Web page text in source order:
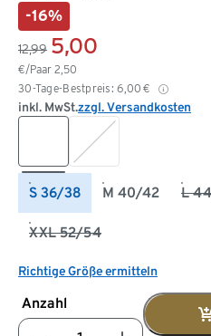
-16%
12,99 5,00
€/Paar 2,50
30-Tage-Bestpreis: 6,00 €
inkl. MwSt.zzgl. Versandkosten
S 36/38 M 40/42 L
XXL 52/54
Richtige Größe ermitteln
Anzahl